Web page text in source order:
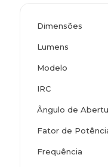
Dimensões
Lumens
Modelo
IRC
Ângulo de
Fator de
Frequência